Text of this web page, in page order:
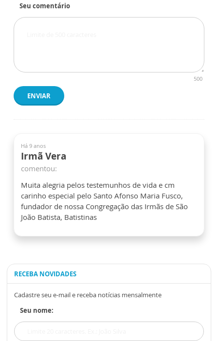
Seu comentário
500
ENVIAR
Há 9 anos
Irmã Vera
comentou:
Muita alegria pelos testemunhos de vida e cm
carinho especial pelo Santo Afonso Maria Fusco,
fundador de nossa Congregação das Irmãs de São
João Batista, Batistinas
RECEBA NOVIDADES
Cadastre seu e-mail e receba notícias mensalmente
Seu nome: